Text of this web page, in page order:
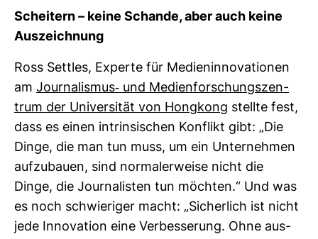
Schei­tern – keine Schande, aber auch keine
Aus­zeich­nung
Ross Settles, Experte für Medi­en­in­no­va­tionen
am Jour­na­lismus-​ und Medi­en­for­schungs­zen­
trum der Uni­ver­sität von Hong­kong stellte fest,
dass es einen intrin­si­schen Kon­flikt gibt: „Die
Dinge, die man tun muss, um ein Unter­nehmen
auf­zu­bauen, sind nor­ma­ler­weise nicht die
Dinge, die Jour­na­listen tun möchten.“ Und was
es noch schwie­riger macht: „Sicher­lich ist nicht
jede Inno­va­tion eine Ver­bes­se­rung. Ohne aus­